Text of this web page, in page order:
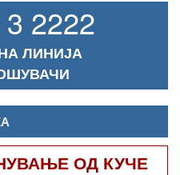
2222
ЛИНИЈА
ОД КУЧЕ